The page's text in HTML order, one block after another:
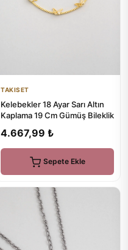
TAKISET
Kelebekler 18 Ayar Sarı Altın
Kaplama 19 Cm Gümüş Bileklik
4.667,99 ₺
Sepete Ekle